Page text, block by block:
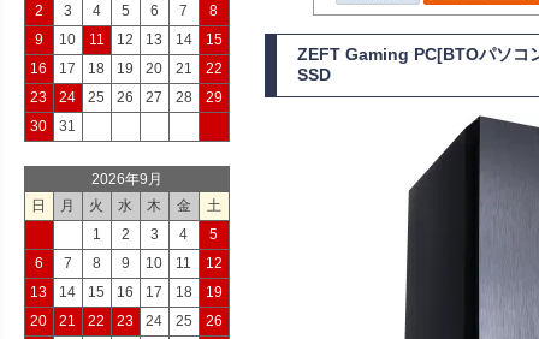
ZEFT Gaming PC[BTOパソコ
SSD
2
3 4 5 6 7
8
9
10 11 12 13 14
15
16
17 18 19 20 21
22
23
24 25 26 27 28
29
30
31
2026年9月
日
月 火 水 木 金
土
1
2 3 4
5
6
7 8 9 10 11
12
13
14 15 16 17 18
19
20
21 22 23 24 25
26